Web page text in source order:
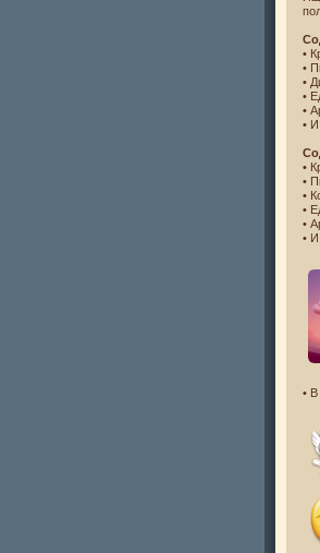
•
•
•
•
•
• И
•
•
•
•
•
• И
•